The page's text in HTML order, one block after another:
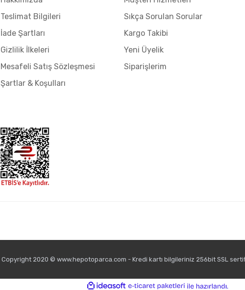
Teslimat Bilgileri
İade Şartları
Gizlilik İlkeleri
Mesafeli Satış Sözleşmesi
Şartlar & Koşulları
Sıkça Sorulan Sorular
Kargo Takibi
Yeni Üyelik
Siparişlerim
Copyright 2020 © www.hepotoparca.com - Kredi kartı bilgileriniz 256bit SSL
ideasoft e-